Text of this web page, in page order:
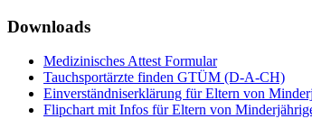
Downloads
Medizinisches Attest Formular
Tauchsportärzte finden GTÜM (D-A-CH)
Einverständniserklärung für Eltern von
Flipchart mit Infos für Eltern von